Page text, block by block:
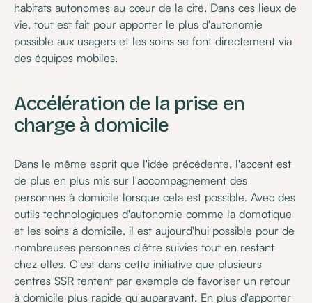
habitats autonomes au cœur de la cité. Dans ces lieux de
vie, tout est fait pour apporter le plus d'autonomie
possible aux usagers et les soins se font directement via
des équipes mobiles.
Accélération de la prise en
charge à domicile
Dans le même esprit que l'idée précédente, l'accent est
de plus en plus mis sur l'accompagnement des
personnes à domicile lorsque cela est possible. Avec des
outils technologiques d'autonomie comme la domotique
et les soins à domicile, il est aujourd'hui possible pour de
nombreuses personnes d'être suivies tout en restant
chez elles. C'est dans cette initiative que plusieurs
centres SSR tentent par exemple de favoriser un retour
à domicile plus rapide qu'auparavant. En plus d'apporter